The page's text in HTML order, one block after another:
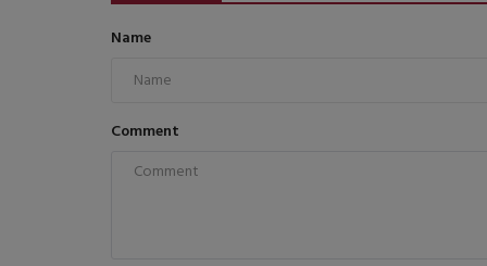
Name
Comment